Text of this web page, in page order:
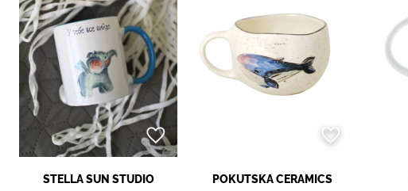
STELLA SUN STUDIO
POKUTSKA CERAMICS